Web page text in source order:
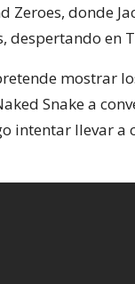
Zeroes, donde
despertando en
mostrar
Snake a
intentar llevar a